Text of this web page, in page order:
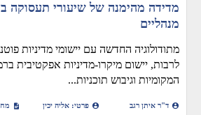
מדידה מהימנה של שיעורי תעסוקה
מנהליים
מתודולוגיה החדשה עם יישומי מדיניות
לרבות, יישום מיקרו-מדיניות אפקטיבית
המקומיות וגיבוש תוכניות...
ד"ר איתן רגב פרטי: אליה יכין